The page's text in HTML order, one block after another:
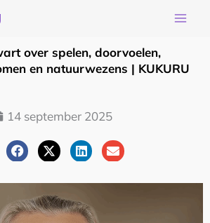
over spelen, doorvoelen,
en natuurwezens | KUKURU
14 september 2025